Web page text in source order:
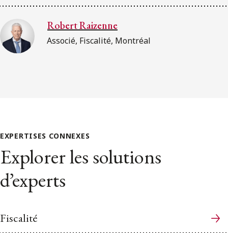
Robert Raizenne
Associé, Fiscalité, Montréal
EXPERTISES CONNEXES
Explorer les solutions
d’experts
Fiscalité